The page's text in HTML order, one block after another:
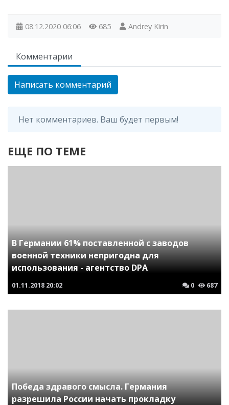
08.12.2020 06:06 685 Andrey Kirin
Комментарии
Написать комментарий
Нет комментариев. Ваш будет первым!
ЕЩЕ ПО ТЕМЕ
В Германии 61% поставленной с заводов
военной техники непригодна для
использования - агентство DPA
01.11.2018 20:02 0 687
Победа здравого смысла. Германия
разрешила России начать прокладку